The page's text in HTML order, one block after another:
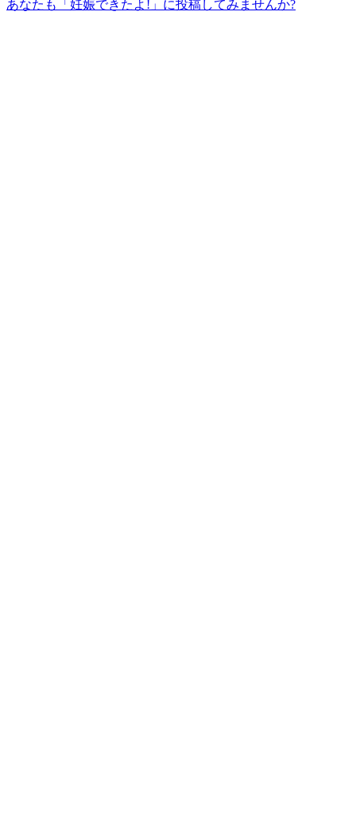
あなたも「妊娠できたよ!」に投稿してみませんか?